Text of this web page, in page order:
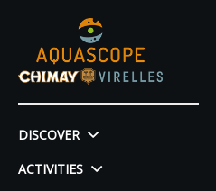
DISCOVER
ACTIVITIES